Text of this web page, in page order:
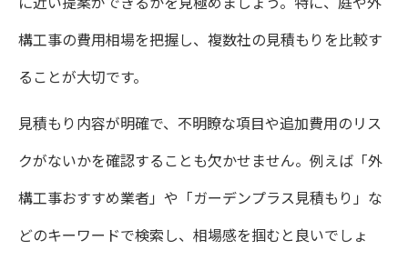
外構工事の費用内訳と造園の注意点を徹底
解説
造園リフォーム施工例で費用感を把握する
方法
ガーデンプラス評判から見る造園費用の目
安
ウッドデッキ造園の費用を抑えるポイント
構工事の費用相場を把握し、複数社の見積もりを比較す
ることが大切です。
見積もり内容が明確で、不明瞭な項目や追加費用のリス
クがないかを確認することも欠かせません。例えば「外
構工事おすすめ業者」や「ガーデンプラス見積もり」な
どのキーワードで検索し、相場感を掴むと良いでしょ